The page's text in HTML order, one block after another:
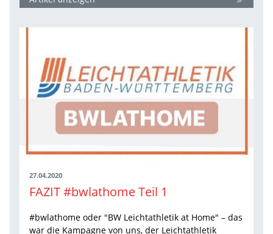
27.04.2020
FAZIT #bwlathome Teil 1
#bwlathome oder "BW Leichtathletik at Home" – das
war die Kampagne von uns, der Leichtathletik